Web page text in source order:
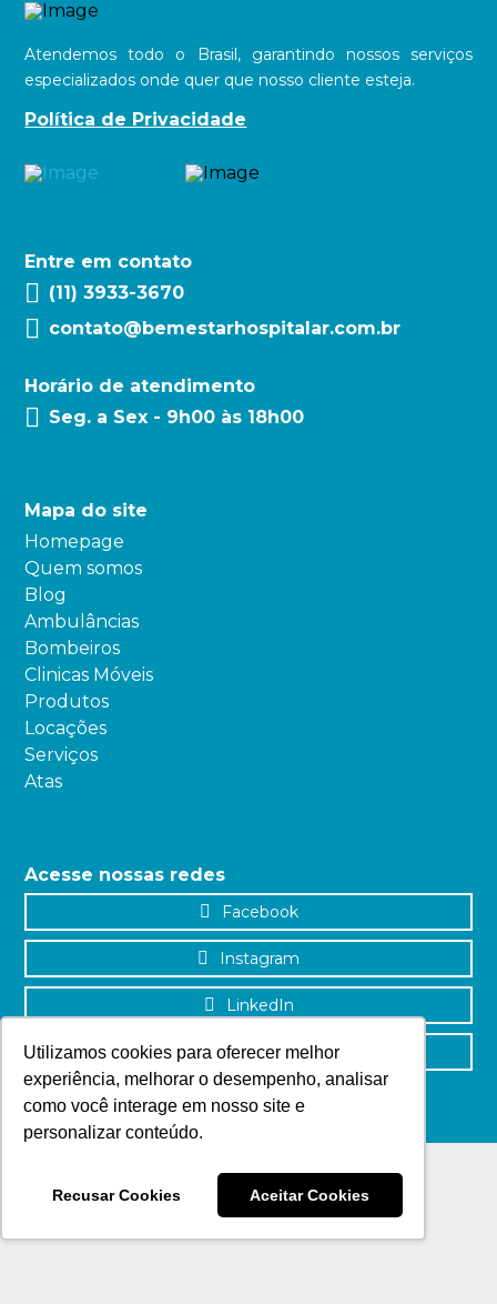
Utilizamos cookies para oferecer melhor
experiência, melhorar o desempenho, analisar
como você interage em nosso site e
personalizar conteúdo.
Recusar Cookies Aceitar Cookies
Atendemos todo o Brasil, garantindo nossos serviços
especializados onde quer que nosso cliente esteja.
Política de Privacidade
Entre em contato
(11) 3933-3670
contato@bemestarhospitalar.com.br
Horário de atendimento
Seg. a Sex - 9h00 às 18h00
Mapa do site
Homepage
Quem somos
Blog
Ambulâncias
Bombeiros
Clinicas Móveis
Produtos
Locações
Serviços
Atas
Acesse nossas redes
Facebook
Instagram
LinkedIn
YouTube